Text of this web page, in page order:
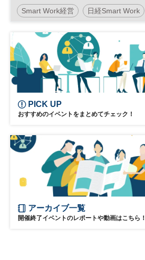
営の“哲学”と“戦略”とは～
Smart Work経営 日経Smart Work
PICK UP
おすすめのイベントをまとめてチェック！
アーカイブ一覧
開催終了イベントのレポートや動画はこちら！